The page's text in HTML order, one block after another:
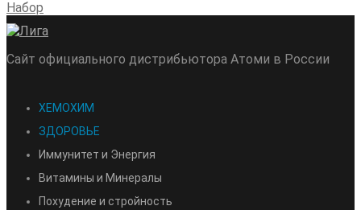
Набор
Сайт официального дистрибьютора Атоми в России
ХЕМОХИМ
ЗДОРОВЬЕ
Иммунитет и Энергия
Витамины и Минералы
Похудение и стройность